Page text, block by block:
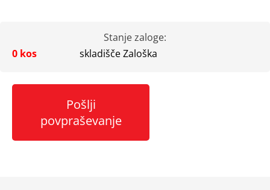
Stanje zaloge:
0 kos
skladišče Zaloška
Pošlji
povpraševanje